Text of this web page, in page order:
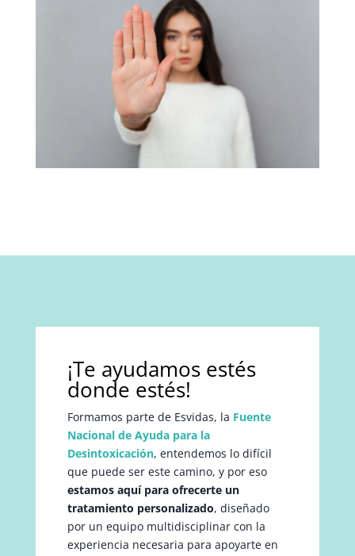
¡Te ayudamos estés
donde estés!
Formamos parte de Esvidas, la Fuente
Nacional de Ayuda para la
Desintoxicación, entendemos lo difícil
que puede ser este camino, y por eso
estamos aquí para ofrecerte un
tratamiento personalizado, diseñado
por un equipo multidisciplinar con la
experiencia necesaria para apoyarte en